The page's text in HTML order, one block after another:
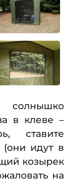
в клеве –
ставите
(они идут в
козырек
на